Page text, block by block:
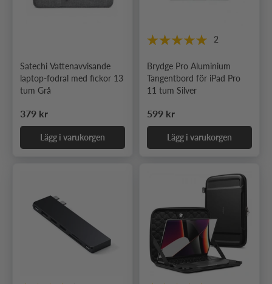
Satechi Vattenavvisande
laptop-fodral med fickor 13
tum Grå
Ordinarie pris
379 kr
Lägg i varukorgen
2
Brydge Pro Aluminium
Tangentbord för iPad Pro
11 tum Silver
Ordinarie pris
599 kr
Lägg i varukorgen